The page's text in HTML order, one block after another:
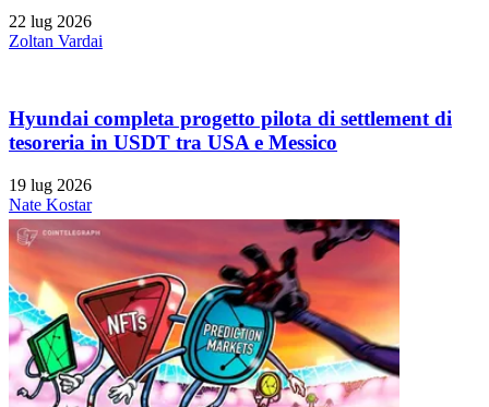
22 lug 2026
Zoltan Vardai
Hyundai completa progetto pilota di settlement di
tesoreria in USDT tra USA e Messico
19 lug 2026
Nate Kostar